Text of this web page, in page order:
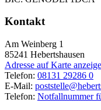
Kontakt
Am Weinberg 1
85241 Hebertshausen
Adresse auf Karte
Telefon: 08131 29286 0
E-Mail:
Telefon: Notfallnummer